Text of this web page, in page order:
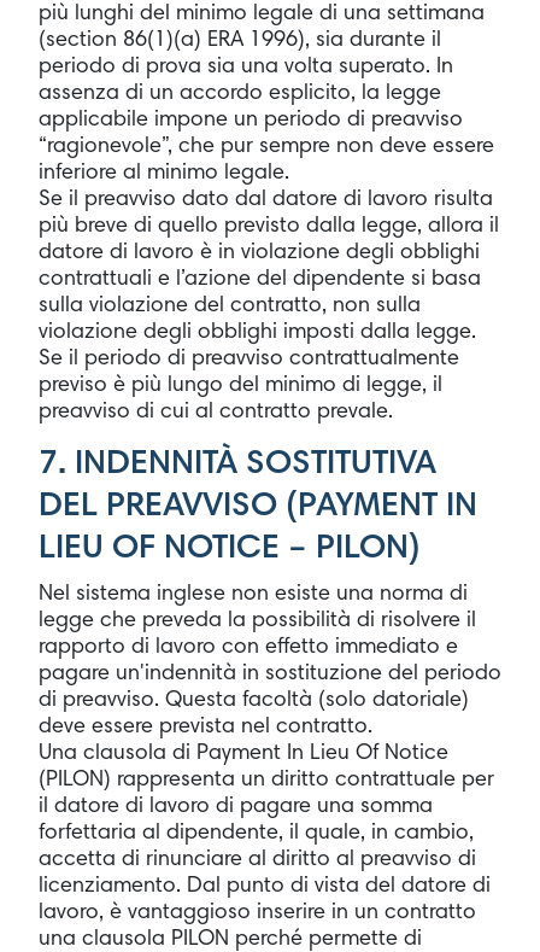
più lunghi del minimo legale di una settimana
(section 86(1)(a) ERA 1996), sia durante il
periodo di prova sia una volta superato. In
assenza di un accordo esplicito, la legge
applicabile impone un periodo di preavviso
“ragionevole”, che pur sempre non deve essere
inferiore al minimo legale.
Se il preavviso dato dal datore di lavoro risulta
più breve di quello previsto dalla legge, allora il
datore di lavoro è in violazione degli obblighi
contrattuali e l’azione del dipendente si basa
sulla violazione del contratto, non sulla
violazione degli obblighi imposti dalla legge.
Se il periodo di preavviso contrattualmente
previso è più lungo del minimo di legge, il
preavviso di cui al contratto prevale.
7. INDENNITÀ SOSTITUTIVA
DEL PREAVVISO (PAYMENT IN
LIEU OF NOTICE – PILON)
Nel sistema inglese non esiste una norma di
legge che preveda la possibilità di risolvere il
rapporto di lavoro con effetto immediato e
pagare un'indennità in sostituzione del periodo
di preavviso. Questa facoltà (solo datoriale)
deve essere prevista nel contratto.
Una clausola di Payment In Lieu Of Notice
(PILON) rappresenta un diritto contrattuale per
il datore di lavoro di pagare una somma
forfettaria al dipendente, il quale, in cambio,
accetta di rinunciare al diritto al preavviso di
licenziamento. Dal punto di vista del datore di
lavoro, è vantaggioso inserire in un contratto
una clausola PILON perché permette di